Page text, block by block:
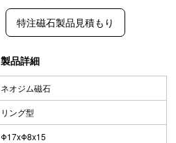
特注磁石製品見積もり
製品詳細
ネオジム磁石
リング型
Φ17xΦ8x15